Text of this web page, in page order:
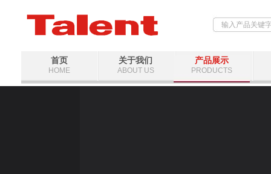
首页
HOME
关于我们
ABOUT US
产品展示
PRODUCTS